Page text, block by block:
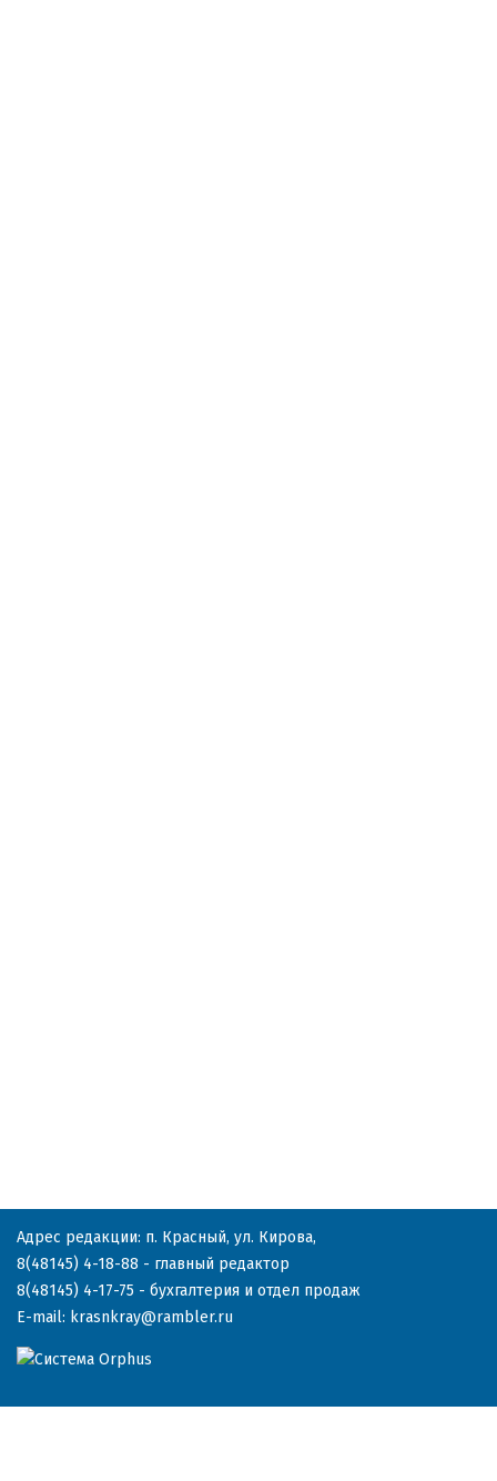
Адрес редакции: п. Красный, ул. Кирова,
8(48145) 4-18-88 - главный редактор
8(48145) 4-17-75 - бухгалтерия и отдел продаж
E-mail: krasnkray@rambler.ru